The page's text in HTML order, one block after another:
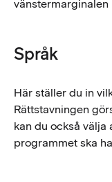
vänstermarginalen
Språk
Här ställer du in
Rättstavningen
kan du också välja
programmet ska